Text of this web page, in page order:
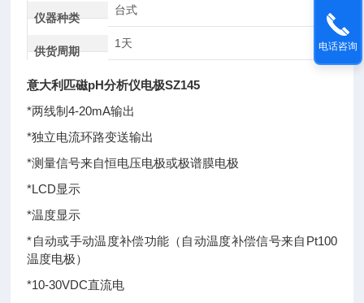
仪器种类
台式
供货周期
1天
意大利匹磁pH分析仪电极SZ145
*两线制4-20mA输出
*独立电流环路变送输出
*测量信号来自恒电压电极或极谱膜电极
*LCD显示
*温度显示
*自动或手动温度补偿功能（自动温度补偿信号来自Pt100
温度电极）
*10-30VDC直流电
电话咨询